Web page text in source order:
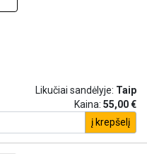
Likučiai sandėlyje: Taip
Kaina: 55,00 €
į krepšelį